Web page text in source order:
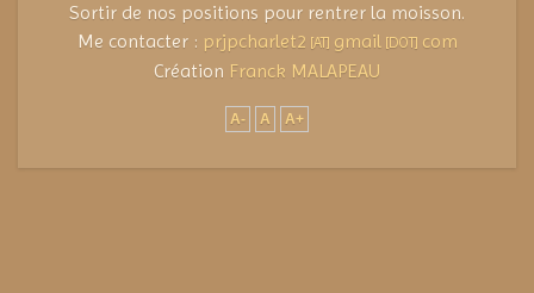
Sortir de nos positions pour rentrer la moisson.
Me contacter : prjpcharlet2 [AT] gmail[DOT] com
Création Franck MALAPEAU
A- A A+